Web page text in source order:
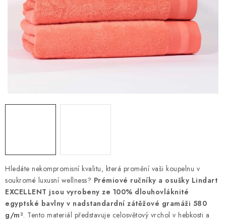
Kontakty
Doprava a platba
Výměna, reklamace a vrácení zboží
Obchodní podmínky
Spolupráce s námi
Jak správně vybrat
Hledáte nekompromisní kvalitu, která promění vaši koupelnu v
soukromé luxusní wellness? Prémiové ručníky a osušky Lindart
EXCELLENT jsou vyrobeny ze 100% dlouhovláknité
egyptské bavlny v nadstandardní zátěžové gramáži 580
g/m². Tento materiál představuje celosvětový vrchol v hebkosti a